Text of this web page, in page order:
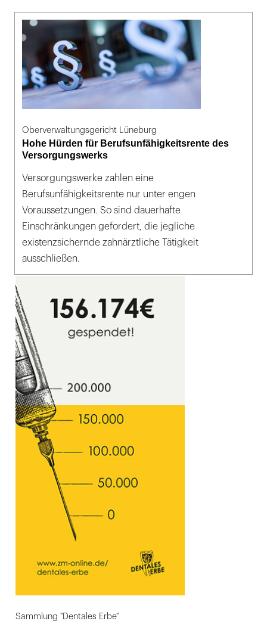
Oberverwaltungsgericht Lüneburg
Hohe Hürden für Berufsunfähigkeitsrente des
Versorgungswerks
Versorgungswerke zahlen eine
Berufsunfähigkeitsrente nur unter engen
Voraussetzungen. So sind dauerhafte
Einschränkungen gefordert, die jegliche
existenzsichernde zahnärztliche Tätigkeit
ausschließen.
Sammlung "Dentales Erbe"